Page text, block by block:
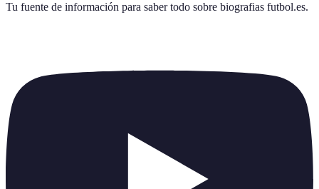
Tu fuente de información para saber todo sobre biografias futbol.es.